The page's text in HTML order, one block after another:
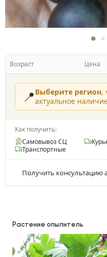
Возраст Цена
📍 Выберите регион,
актуальное
Как получить:
Самовывоз СЦ
Транспортные
Получить консультацию
Растение опылитель